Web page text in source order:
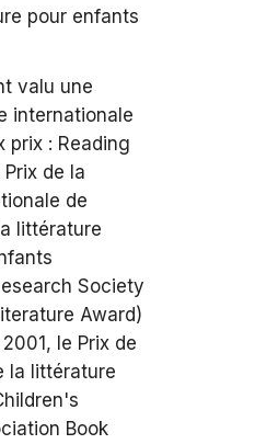
pour enfants
valu une
internationale
prix : Reading
de la
de
littérature
Society
Award)
le Prix de
la littérature
Book